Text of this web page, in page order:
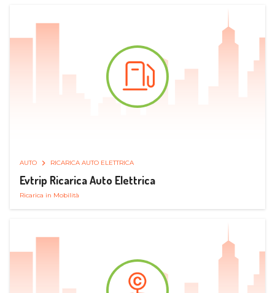
AUTO RICARICA AUTO ELETTRICA
Evtrip Ricarica Auto Elettrica
Ricarica in Mobilità